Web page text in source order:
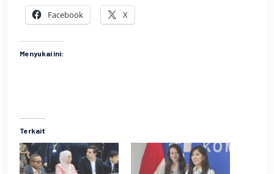
Facebook X
Menyukai ini:
Terkait